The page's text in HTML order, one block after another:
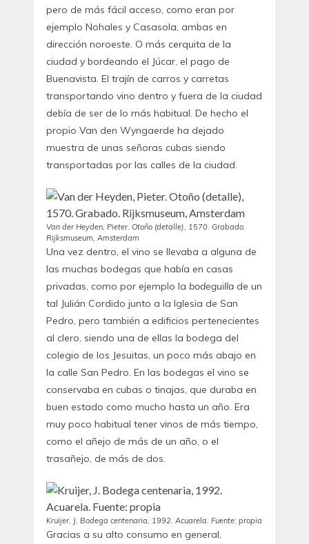
pero de más fácil acceso, como eran por
ejemplo Nohales y Casasola, ambas en
dirección noroeste. O más cerquita de la
ciudad y bordeando el Júcar, el pago de
Buenavista. El trajín de carros y carretas
transportando vino dentro y fuera de la ciudad
debía de ser de lo más habitual. De hecho el
propio Van den Wyngaerde ha dejado
muestra de unas señoras cubas siendo
transportadas por las calles de la ciudad.
Van der Heyden, Pieter. Otoño (detalle), 1570. Grabado.
Rijksmuseum, Amsterdam
Una vez dentro, el vino se llevaba a alguna de
las muchas bodegas que había en casas
privadas, como por ejemplo la bodeguilla de un
tal Julián Cordido junto a la Iglesia de San
Pedro, pero también a edificios pertenecientes
al clero, siendo una de ellas la bodega del
colegio de los Jesuitas, un poco más abajo en
la calle San Pedro. En las bodegas el vino se
conservaba en cubas o tinajas, que duraba en
buen estado como mucho hasta un año. Era
muy poco habitual tener vinos de más tiempo,
como el añejo de más de un año, o el
trasañejo, de más de dos.
Kruijer, J. Bodega centenaria, 1992. Acuarela. Fuente: propia
Gracias a su alto consumo en general,